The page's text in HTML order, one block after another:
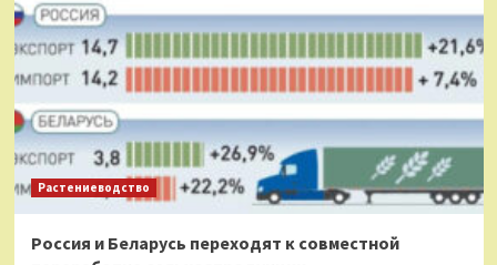
Растениеводство
Россия и Беларусь переходят к совместной